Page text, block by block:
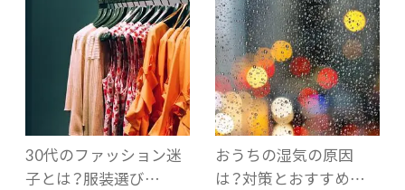
30代のファッション迷
子とは？服装選び…
おうちの湿気の原因
は？対策とおすすめ…